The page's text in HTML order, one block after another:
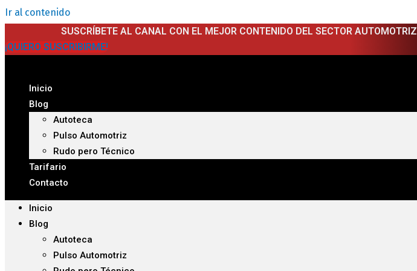
Ir al contenido
SUSCRÍBETE AL CANAL CON EL MEJOR CONTENIDO DEL SECTOR AUTOMOTRIZ
¡QUIERO SUSCRIBIRME!
Inicio
Blog
Autoteca
Pulso Automotriz
Rudo pero Técnico
Tarifario
Contacto
Inicio
Blog
Autoteca
Pulso Automotriz